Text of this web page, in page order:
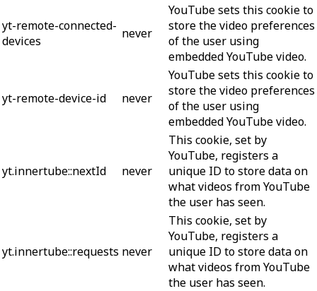
yt-remote-connected-
devices
never
YouTube sets this cookie to
store the video preferences
of the user using
embedded YouTube video.
yt-remote-device-id never
YouTube sets this cookie to
store the video preferences
of the user using
embedded YouTube video.
yt.innertube::nextId never
This cookie, set by
YouTube, registers a
unique ID to store data on
what videos from YouTube
the user has seen.
yt.innertube::requests never
This cookie, set by
YouTube, registers a
unique ID to store data on
what videos from YouTube
the user has seen.